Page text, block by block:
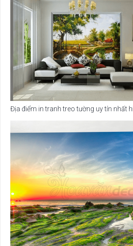
Địa điểm in tranh treo tường uy tín nhất